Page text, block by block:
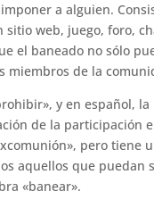
a alguien.
sitio web, juego, foro,
el baneado no sólo
miembros de la
y en español,
de la participación
pero tiene
aquellos que
«banear».